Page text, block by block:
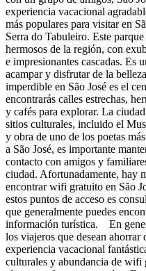
experiencia vacacional
más populares para visitar en
Serra do Tabuleiro. Este
hermosos de la región, con
e impresionantes cascadas. Es
acampar y disfrutar de la
imperdible en São José es el
encontrarás calles estrechas,
y cafés para explorar. La
sitios culturales, incluido el
y obra de uno de los poetas
a São José, es importante
contacto con amigos y
ciudad. Afortunadamente, hay
encontrar wifi gratuito en São
estos puntos de acceso es
que generalmente puedes
información turística. En
los viajeros que desean
experiencia vacacional
culturales y abundancia de wifi